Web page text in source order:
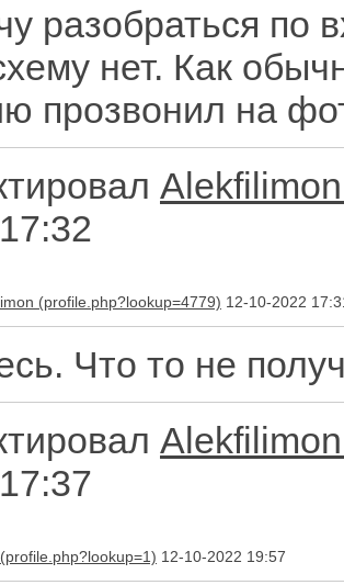
разобраться по
нет. Как
прозвонил на
Alekfilimon
12-10-2022
Что то не
Alekfilimon
12-10-2022 19:57